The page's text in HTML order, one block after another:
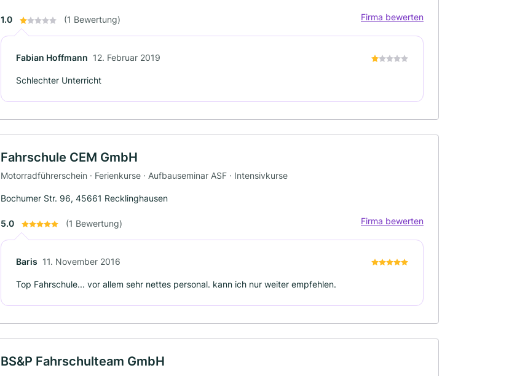
1.0 (1 Bewertung) Firma bewerten
Fabian Hoffmann 12. Februar 2019
Schlechter Unterricht
Fahrschule CEM GmbH
Motorradführerschein · Ferienkurse · Aufbauseminar ASF · Intensivkurse
Bochumer Str. 96, 45661 Recklinghausen
5.0 (1 Bewertung) Firma bewerten
Baris 11. November 2016
Top Fahrschule... vor allem sehr nettes personal. kann ich nur weiter empfehlen.
BS&P Fahrschulteam GmbH